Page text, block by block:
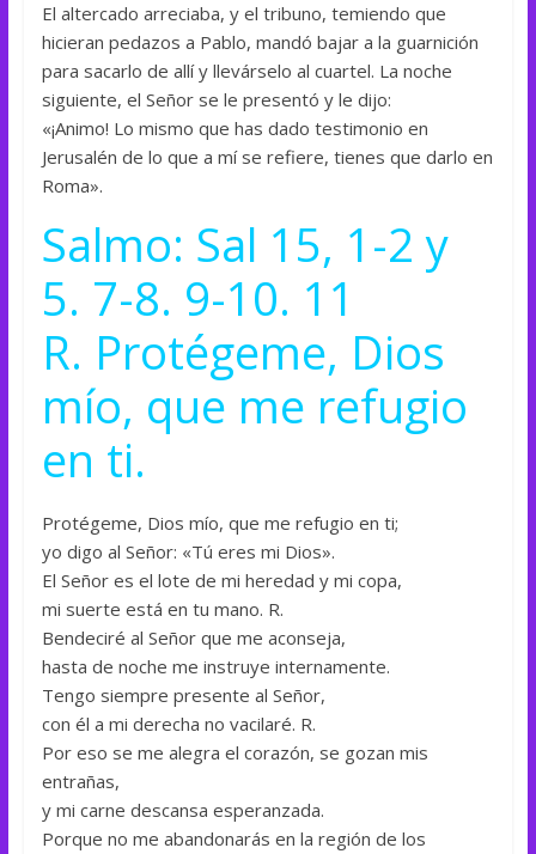
El altercado arreciaba, y el tribuno, temiendo que
hicieran pedazos a Pablo, mandó bajar a la guarnición
para sacarlo de allí y llevárselo al cuartel. La noche
siguiente, el Señor se le presentó y le dijo:
«¡Animo! Lo mismo que has dado testimonio en
Jerusalén de lo que a mí se refiere, tienes que darlo en
Roma».
Salmo: Sal 15, 1-2 y
5. 7-8. 9-10. 11
R. Protégeme, Dios
mío, que me refugio
en ti.
Protégeme, Dios mío, que me refugio en ti;
yo digo al Señor: «Tú eres mi Dios».
El Señor es el lote de mi heredad y mi copa,
mi suerte está en tu mano. R.
Bendeciré al Señor que me aconseja,
hasta de noche me instruye internamente.
Tengo siempre presente al Señor,
con él a mi derecha no vacilaré. R.
Por eso se me alegra el corazón, se gozan mis
entrañas,
y mi carne descansa esperanzada.
Porque no me abandonarás en la región de los